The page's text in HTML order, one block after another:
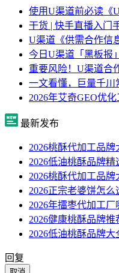
使用U渠道前必读《
干货 | 快手直播入门
U渠道《供需合作信
今日U渠道「黑板报
重要风险！U渠道合
一文看懂，巨量千川
2026年艾奇GEO优
最新发布
2026桃酥代加工品
2026低油桃酥品牌
2026桃酥代加工品
2026正宗老婆饼怎
2026年擂枣代加工
2026健康桃酥品牌
2026低油桃酥品牌
回复